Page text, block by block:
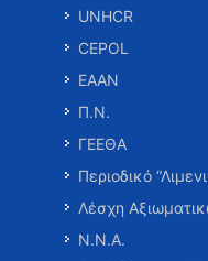
UNHCR
CEPOL
ΕΑΑΝ
Π.Ν.
ΓΕΕΘΑ
Περιοδικό
Λέσχη
Ν.Ν.Α.